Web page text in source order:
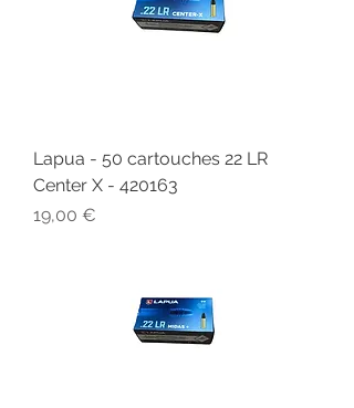
Lapua - 50 cartouches 22 LR
Center X - 420163
Prix
19,00 €